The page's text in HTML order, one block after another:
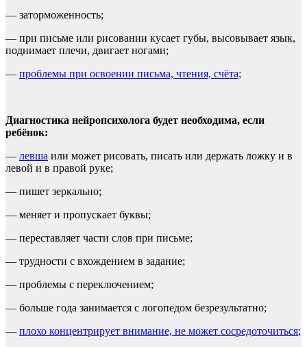
— заторможенность;
— при письме или рисовании кусает губы, высовывает язык,
поднимает плечи, двигает ногами;
— проблемы при освоении письма, чтения, счёта;
Диагностика нейропсихолога будет необходима, если
ребёнок:
— левша или может рисовать, писать или держать ложку и в
левой и в правой руке;
— пишет зеркально;
— меняет и пропускает буквы;
— переставляет части слов при письме;
— трудности с вхождением в задание;
— проблемы с переключением;
— больше года занимается с логопедом безрезультатно;
— плохо концентрирует внимание, не может сосредоточиться;